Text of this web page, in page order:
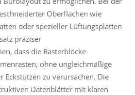
Oberflächen wie
oder spezieller Lüftungsplatten
präziser
dass die Rasterblöcke
ohne ungleichmäßige
Eckstützen zu verursachen. Die
Datenblätter mit klaren